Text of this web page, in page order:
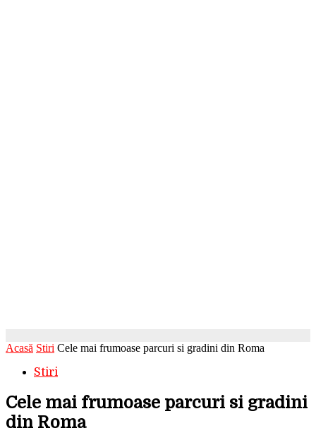
Acasă Stiri Cele mai frumoase parcuri si gradini din Roma
Stiri
Cele mai frumoase parcuri si gradini
din Roma